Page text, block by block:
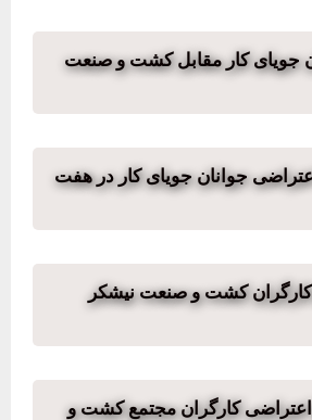
جویای کار مقابل کشت و صنعت
جوانان جویای کار در هفت
کارگران کشت و صنعت نیشکر
اعتراضی کارگران مجتمع کشت و